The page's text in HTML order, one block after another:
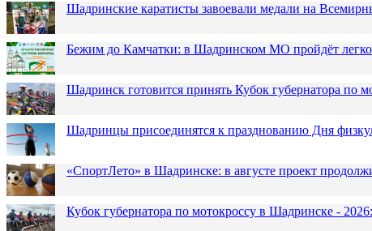
Шадринские каратисты завоевали медали на
Бежим до Камчатки: в Шадринском МО пройдёт
Шадринск готовится принять Кубок губернатора по
Шадринцы присоединятся к празднованию Дня
«СпортЛето» в Шадринске: в августе проект
Кубок губернатора по мотокроссу в Шадринске - 2026: